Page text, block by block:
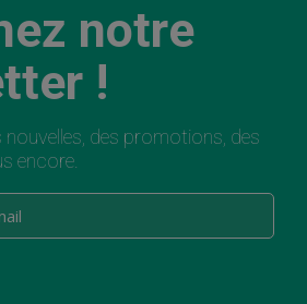
notre
!
des promotions, des
encore.